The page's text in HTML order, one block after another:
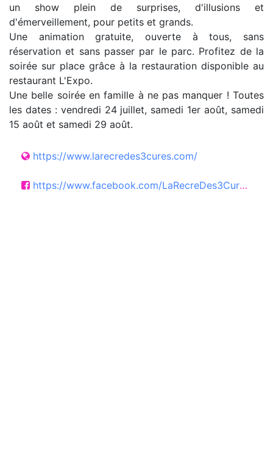
un show plein de surprises, d'illusions et
d'émerveillement, pour petits et grands.
Une animation gratuite, ouverte à tous, sans
réservation et sans passer par le parc. Profitez de la
soirée sur place grâce à la restauration disponible au
restaurant L'Expo.
Une belle soirée en famille à ne pas manquer ! Toutes
les dates : vendredi 24 juillet, samedi 1er août, samedi
15 août et samedi 29 août.
https://www.larecredes3cures.com/
https://www.facebook.com/LaRecreDes3Cures/